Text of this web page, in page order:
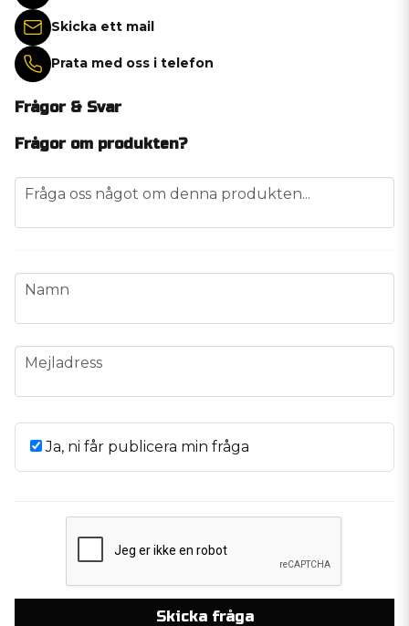
Skicka ett mail
Prata med oss i telefon
Frågor & Svar
Frågor om produkten?
question
Fråga oss något om denna produkten...
name
Namn
email
Mejladress
Ja, ni får publicera min fråga
Skicka fråga